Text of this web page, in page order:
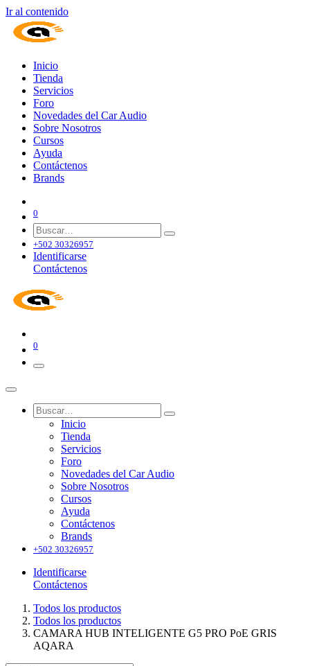
Ir al contenido
Inicio
Tienda
Servicios
Foro
Novedades del Car Audio
Sobre Nosotros
Cursos
Ayuda
Contáctenos
Brands
0
+502 30326957
Identificarse
Contáctenos
0
Inicio
Tienda
Servicios
Foro
Novedades del Car Audio
Sobre Nosotros
Cursos
Ayuda
Contáctenos
Brands
+502 30326957
Identificarse
Contáctenos
Todos los productos
Todos los productos
CAMARA HUB INTELIGENTE G5 PRO PoE GRIS
AQARA